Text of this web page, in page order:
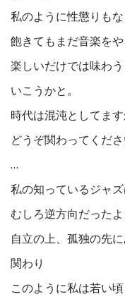
私のように性懲りも
飽きてもまだ音楽を
楽しいだけでは味わ
いこうかと。
時代は混沌としてま
どうぞ関わってくださ
…
私の知っているジャ
むしろ逆方向だった
自立の上、孤独の先
関わり
このように私は若い